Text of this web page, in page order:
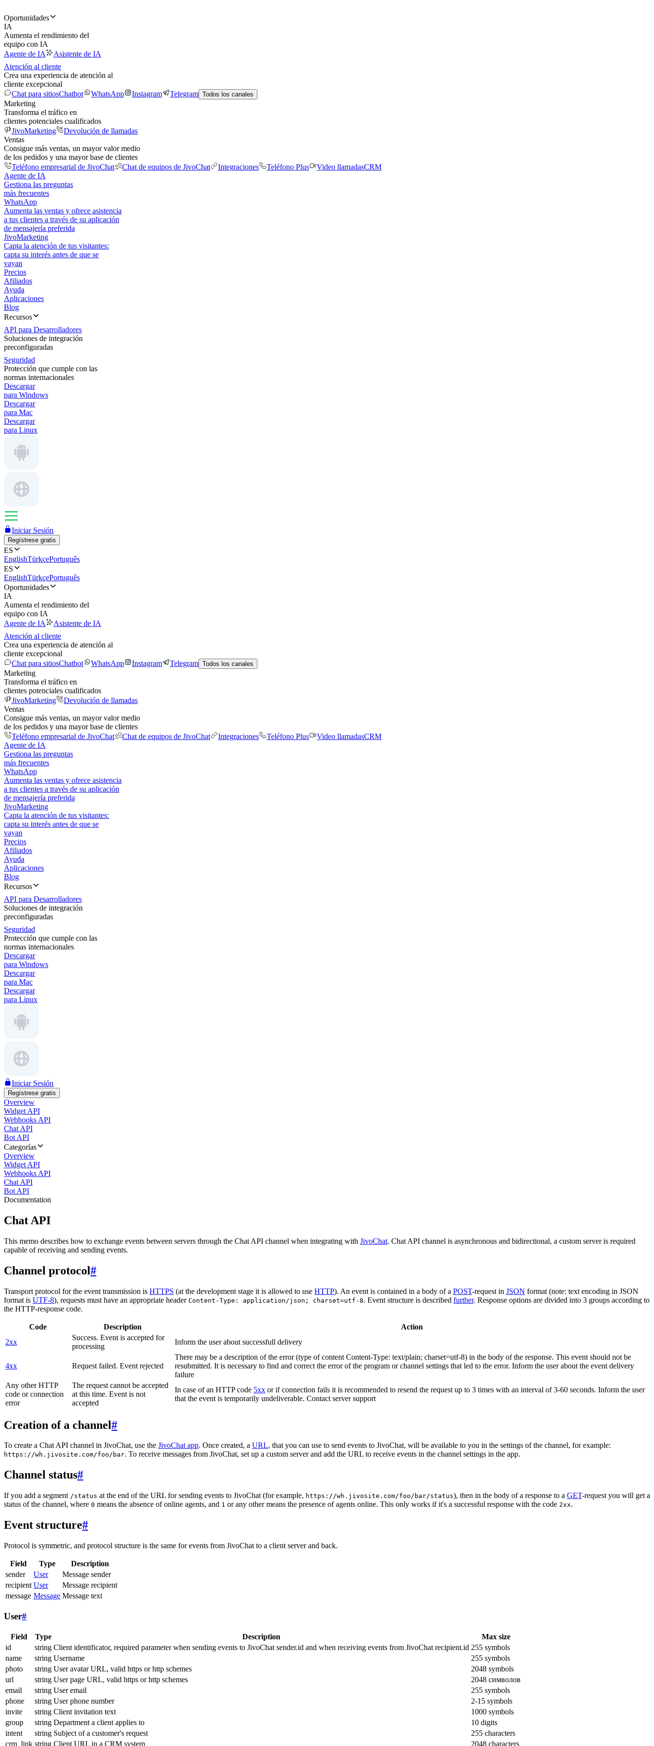
Oportunidades
IA
Aumenta el rendimiento del
equipo con IA
Agente de IA
Asistente de IA
Atención al cliente
Crea una experiencia de atención al
cliente excepcional
Chat para sitiosChatbot WhatsApp Instagram Telegram Todos los canales
Marketing
Transforma el tráfico en
clientes potenciales cualificados
JivoMarketing
Devolución de llamadas
Ventas
Consigue más ventas, un mayor valor medio
de los pedidos y una mayor base de clientes
Teléfono empresarial de JivoChat
Chat de equipos de JivoChat Integraciones Teléfono Plus Video llamadasCRM
Agente de IA
Gestiona las preguntas
más frecuentes
WhatsApp
Aumenta las ventas y ofrece asistencia
a tus clientes a través de su aplicación
de mensajería preferida
JivoMarketing
Capta la atención de tus visitantes:
capta su interés antes de que se
vayan
Precios
Afiliados
Ayuda
Aplicaciones
Blog
Recursos
API para Desarrolladores
Soluciones de integración
preconfiguradas
Seguridad
Protección que cumple con las
normas internacionales
Descargar
para Windows
Descargar
para Mac
Descargar
para Linux
Iniciar Sesión
Regístrese gratis
ES
EnglishTürkçePortuguês
ES
EnglishTürkçePortuguês
Oportunidades
IA
Aumenta el rendimiento del
equipo con IA
Agente de IA
Asistente de IA
Atención al cliente
Crea una experiencia de atención al
cliente excepcional
Chat para sitiosChatbot WhatsApp Instagram Telegram Todos los canales
Marketing
Transforma el tráfico en
clientes potenciales cualificados
JivoMarketing
Devolución de llamadas
Ventas
Consigue más ventas, un mayor valor medio
de los pedidos y una mayor base de clientes
Teléfono empresarial de JivoChat
Chat de equipos de JivoChat Integraciones Teléfono Plus Video llamadasCRM
Agente de IA
Gestiona las preguntas
más frecuentes
WhatsApp
Aumenta las ventas y ofrece asistencia
a tus clientes a través de su aplicación
de mensajería preferida
JivoMarketing
Capta la atención de tus visitantes:
capta su interés antes de que se
vayan
Precios
Afiliados
Ayuda
Aplicaciones
Blog
Recursos
API para Desarrolladores
Soluciones de integración
preconfiguradas
Seguridad
Protección que cumple con las
normas internacionales
Descargar
para Windows
Descargar
para Mac
Descargar
para Linux
Iniciar Sesión
Regístrese gratis
Overview
Widget API
Webhooks API
Chat API
Bot API
Categorías
Overview
Widget API
Webhooks API
Chat API
Bot API
Documentation
Chat API
This memo describes how to exchange events between servers through the Chat API channel when integrating with JivoChat. Chat API channel is asynchronous and bidirectional, a custom server is required
capable of receiving and sending events.
Channel protocol#
Transport protocol for the event transmission is HTTPS (at the development stage it is allowed to use HTTP). An event is contained in a body of a POST-request in JSON format (note: text encoding in JSON
format is UTF-8), requests must have an appropriate header Content-Type: application/json; charset=utf-8. Event structure is described further. Response options are divided into 3 groups according to
the HTTP-response code.
Code Description
Action
2xx
Success. Event is accepted for
processing
Inform the user about successfull delivery
4xx Request failed. Event rejected
There may be a description of the error (type of content Content-Type: text/plain; charset=utf-8) in the body of the response. This event should not be
resubmitted. It is necessary to find and correct the error of the program or channel settings that led to the error. Inform the user about the event delivery
failure
Any other HTTP
code or connection
error
The request cannot be accepted
at this time. Event is not
accepted
In case of an HTTP code 5xx or if connection fails it is recommended to resend the request up to 3 times with an interval of 3-60 seconds. Inform the user
that the event is temporarily undeliverable. Contact server support
Creation of a channel#
To create a Chat API channel in JivoChat, use the JivoChat app. Once created, a URL, that you can use to send events to JivoChat, will be available to you in the settings of the channel, for example:
https://wh.jivosite.com/foo/bar. To receive messages from JivoChat, set up a custom server and add the URL to receive events in the channel settings in the app.
Channel status#
If you add a segment /status at the end of the URL for sending events to JivoChat (for example, https://wh.jivosite.com/foo/bar/status), then in the body of a response to a GET-request you will get a
status of the channel, where 0 means the absence of online agents, and 1 or any other means the presence of agents online. This only works if it's a successful response with the code 2xx.
Event structure#
Protocol is symmetric, and protocol structure is the same for events from JivoChat to a client server and back.
Field Type
Description
sender
User
Message sender
recipient User
Message recipient
message Message Message text
User#
Field Type Description
Max size
id
string Client identificator, required parameter when sending events to JivoChat sender.id and when receiving events from JivoChat recipient.id 255 symbols
name
string Username
255 symbols
photo
string User avatar URL, valid https or http schemes
2048 symbols
url
string User page URL, valid https or http schemes
2048 символов
email
string User email
255 symbols
phone
string User phone number
2-15 symbols
invite
string Client invitation text
1000 symbols
group
string Department a client applies to
10 digits
intent
string Subject of a customer's request
255 characters
crm_link string Client URL in a CRM system 2048 characters